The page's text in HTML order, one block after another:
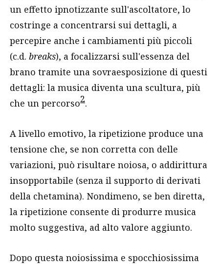
un effetto ipnotizzante sull'ascoltatore, lo
costringe a concentrarsi sui dettagli, a
percepire anche i cambiamenti più piccoli
(c.d. breaks), a focalizzarsi sull'essenza del
brano tramite una sovraesposizione di questi
dettagli: la musica diventa una scultura, più
che un percorso2.
A livello emotivo, la ripetizione produce una
tensione che, se non corretta con delle
variazioni, può risultare noiosa, o addirittura
insopportabile (senza il supporto di derivati
della chetamina). Nondimeno, se ben diretta,
la ripetizione consente di produrre musica
molto suggestiva, ad alto valore aggiunto.
Dopo questa noiosissima e spocchiosissima